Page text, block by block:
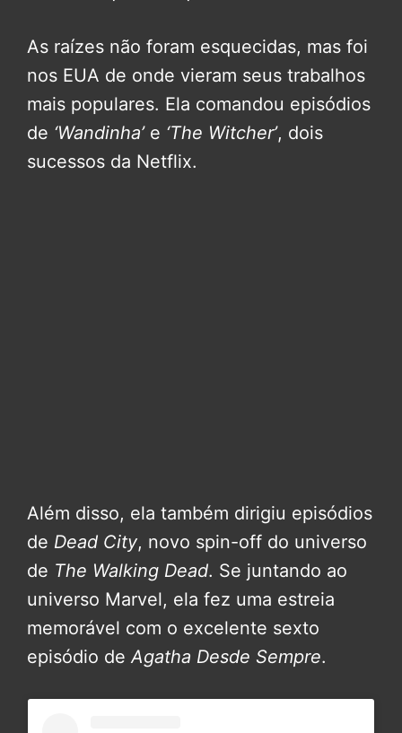
As raízes não foram esquecidas, mas foi
nos EUA de onde vieram seus trabalhos
mais populares. Ela comandou episódios
de ‘Wandinha’e ‘The Witcher’, dois
sucessos da Netflix.
Além disso, ela também dirigiu episódios
de Dead City, novo spin-off do universo
de The Walking Dead. Se juntando ao
universo Marvel, ela fez uma estreia
memorável com o excelente sexto
episódio deAgatha Desde Sempre.